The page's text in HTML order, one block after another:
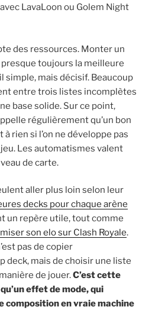
LavaLoon ou Golem Night
des ressources. Monter un
toujours la meilleure
simple, mais décisif. Beaucoup
entre trois listes incomplètes
base solide. Sur ce point,
régulièrement qu’un bon
rien si l’on ne développe pas
Les automatismes valent
de carte.
aller plus loin selon leur
decks pour chaque arène
un repère utile, tout comme
son elo sur Clash Royale.
pas de copier
deck, mais de choisir une liste
de jouer.C’est cette
effet de mode, qui
composition en vraie machine